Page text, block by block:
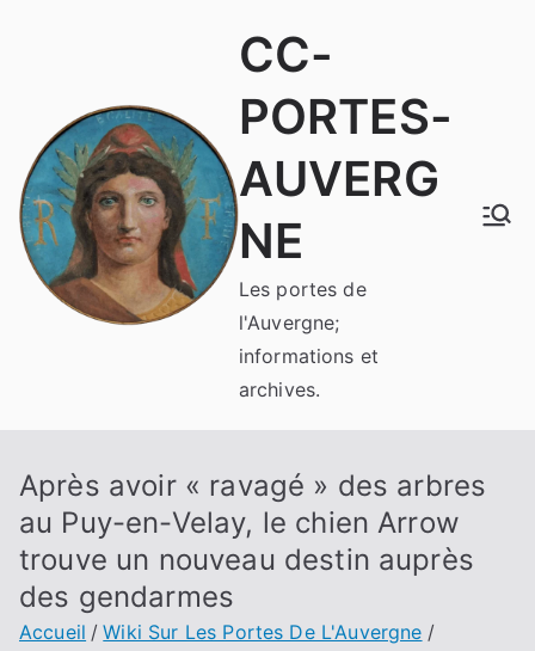
CC-
PORTES-
AUVERG
NE
Les portes de
l'Auvergne;
informations et
archives.
Après avoir « ravagé » des arbres
au Puy-en-Velay, le chien Arrow
trouve un nouveau destin auprès
des gendarmes
Accueil
Wiki Sur Les Portes De L'Auvergne